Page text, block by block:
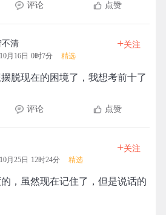
评论 点赞
不清
10月16日 0时7分 精选
+关注
脱现在的困境了，我想考前十了
评论 点赞
10月25日 12时24分 精选
+关注
，虽然现在记住了，但是说话的